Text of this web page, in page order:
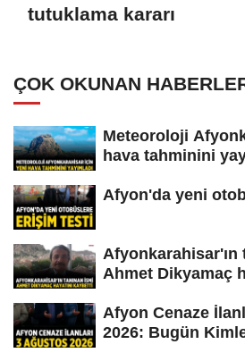
tutuklama kararı
ÇOK OKUNAN
Meteoroloji
hava tahminini
Afyon'da yeni
Afyonkarahisar'ın
Ahmet Dikyamaç
Afyon Cenaze
2026: Bugün